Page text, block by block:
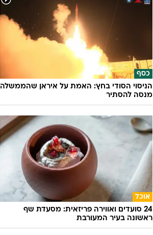
כסף
הניסוי הסודי בחץ: האמת על איראן שהממשלה
מנסה להסתיר
אוכל
24 סועדים ואווירה פריזאית: מסעדת שף
ראשונה בעיר המעורבת